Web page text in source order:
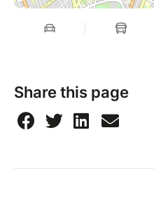
Tonight, the drummer
An intense, melodic
surprise!
enabling young artists to
Share this page